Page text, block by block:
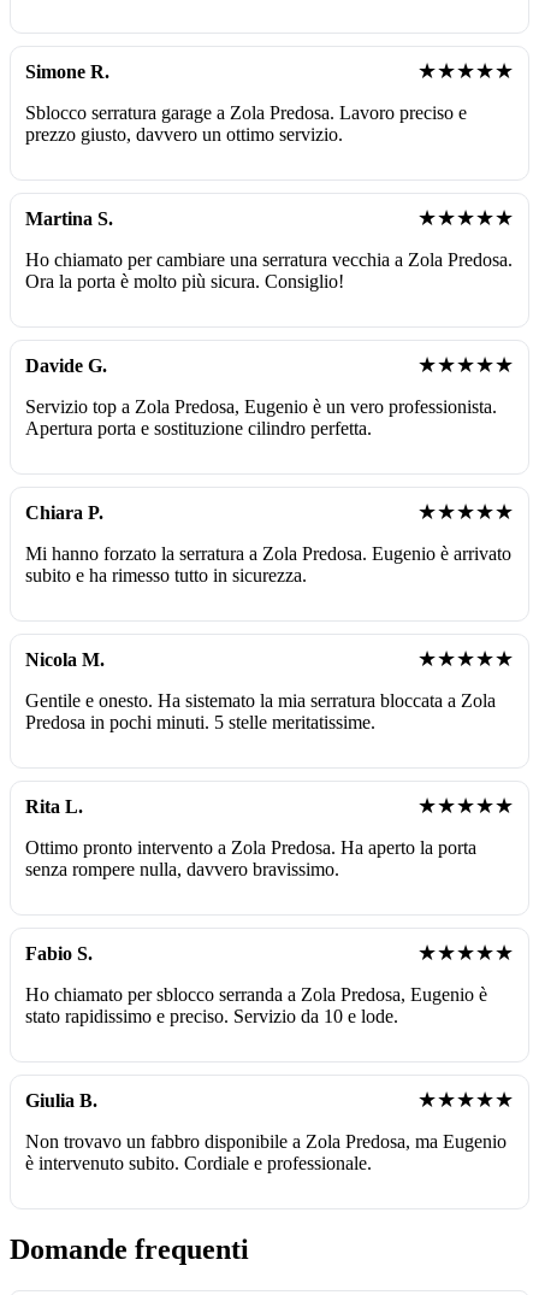
Simone R. ★★★★★
Sblocco serratura garage a Zola Predosa. Lavoro preciso e
prezzo giusto, davvero un ottimo servizio.
Martina S. ★★★★★
Ho chiamato per cambiare una serratura vecchia a Zola Predosa.
Ora la porta è molto più sicura. Consiglio!
Davide G. ★★★★★
Servizio top a Zola Predosa, Eugenio è un vero professionista.
Apertura porta e sostituzione cilindro perfetta.
Chiara P. ★★★★★
Mi hanno forzato la serratura a Zola Predosa. Eugenio è arrivato
subito e ha rimesso tutto in sicurezza.
Nicola M. ★★★★★
Gentile e onesto. Ha sistemato la mia serratura bloccata a Zola
Predosa in pochi minuti. 5 stelle meritatissime.
Rita L. ★★★★★
Ottimo pronto intervento a Zola Predosa. Ha aperto la porta
senza rompere nulla, davvero bravissimo.
Fabio S. ★★★★★
Ho chiamato per sblocco serranda a Zola Predosa, Eugenio è
stato rapidissimo e preciso. Servizio da 10 e lode.
Giulia B. ★★★★★
Non trovavo un fabbro disponibile a Zola Predosa, ma Eugenio
è intervenuto subito. Cordiale e professionale.
Domande frequenti